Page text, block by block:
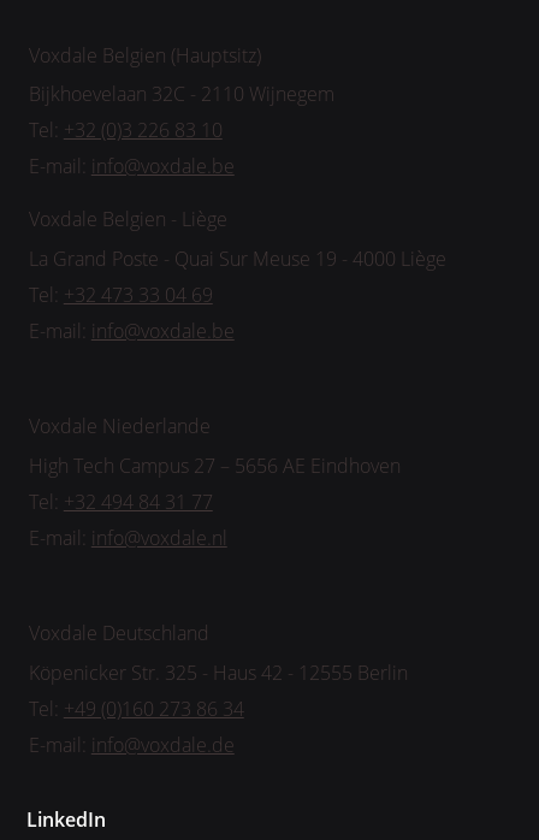
Voxdale Belgien (Hauptsitz)
Bijkhoevelaan 32C - 2110 Wijnegem
Tel: +32 (0)3 226 83 10
E-mail: info@voxdale.be
Voxdale Belgien - Liège
La Grand Poste - Quai Sur Meuse 19 - 4000 Liège
Tel: +32 473 33 04 69
E-mail: info@voxdale.be
Voxdale Niederlande
High Tech Campus 27 – 5656 AE Eindhoven
Tel: +32 494 84 31 77
E-mail: info@voxdale.nl
Voxdale Deutschland
Köpenicker Str. 325 - Haus 42 - 12555 Berlin
Tel: +49 (0)160 273 86 34
E-mail: info@voxdale.de
LinkedIn